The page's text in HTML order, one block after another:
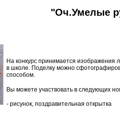
"Оч.Умелые
На конкурс принимается изображения
в школе. Поделку можно
способом.
Вы можете участвовать в следующих
- рисунок, поздравительная открытка